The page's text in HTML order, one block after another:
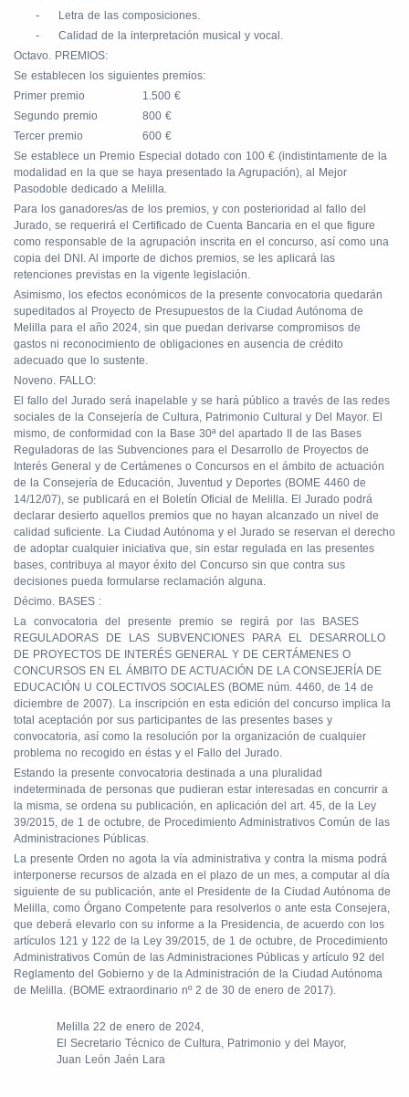
- Letra de las composiciones.
-
Calidad de la interpretación musical y vocal.
Octavo. PREMIOS:
Se establecen los siguientes premios:
Primer premio
1.500 €
Segundo premio
800 €
Tercer premio
600 €
Se establece un Premio Especial dotado con 100 € (indistintamente de la
modalidad en la que se haya presentado la Agrupación), al Mejor
Pasodoble dedicado a Melilla.
Para los ganadores/as de los premios, y con posterioridad al fallo del
Jurado, se requerirá el Certificado de Cuenta Bancaria en el que figure
como responsable de la agrupación inscrita en el concurso, así como una
copia del DNI. Al importe de dichos premios, se les aplicará las
retenciones previstas en la vigente legislación.
Asimismo, los efectos económicos de la presente convocatoria quedarán
supeditados al Proyecto de Presupuestos de la Ciudad Autónoma de
Melilla para el año 2024, sin que puedan derivarse compromisos de
gastos ni reconocimiento de obligaciones en ausencia de crédito
adecuado que lo sustente.
Noveno. FALLO:
El fallo del Jurado será inapelable y se hará público a través de las redes
sociales de la Consejería de Cultura, Patrimonio Cultural y Del Mayor. El
mismo, de conformidad con la Base 30ª del apartado II de las Bases
Reguladoras de las Subvenciones para el Desarrollo de Proyectos de
Interés General y de Certámenes o Concursos en el ámbito de actuación
de la Consejería de Educación, Juventud y Deportes (BOME 4460 de
14/12/07), se publicará en el Boletín Oficial de Melilla. El Jurado podrá
declarar desierto aquellos premios que no hayan alcanzado un nivel de
calidad suficiente. La Ciudad Autónoma y el Jurado se reservan el derecho
de adoptar cualquier iniciativa que, sin estar regulada en las presentes
bases, contribuya al mayor éxito del Concurso sin que contra sus
decisiones pueda formularse reclamación alguna.
Décimo. BASES :
La convocatoria del presente premio se regirá por las
BASES
REGULADORAS
DE LAS SUBVENCIONES PARA EL
DESARROLLO
DE PROYECTOS DE INTERÉS GENERAL Y DE CERTÁMENES O
CONCURSOS EN EL ÁMBITO DE ACTUACIÓN DE LA CONSEJERÍA DE
EDUCACIÓN U COLECTIVOS SOCIALES (BOME núm. 4460, de 14 de
diciembre de 2007). La inscripción en esta edición del concurso implica la
total aceptación por sus participantes de las presentes bases y
convocatoria, así como la resolución por la organización de cualquier
problema no recogido en éstas y el Fallo del Jurado.
Estando la presente convocatoria destinada a una pluralidad
indeterminada de personas que pudieran estar interesadas en concurrir a
la misma, se ordena su publicación, en aplicación del art. 45, de la Ley
39/2015, de 1 de octubre, de Procedimiento Administrativos Común de las
Administraciones Públicas.
La presente Orden no agota la vía administrativa y contra la misma podrá
interponerse recursos de alzada en el plazo de un mes, a computar al día
siguiente de su publicación, ante el Presidente de la Ciudad Autónoma de
Melilla, como Órgano Competente para resolverlos o ante esta Consejera,
que deberá elevarlo con su informe a la Presidencia, de acuerdo con los
artículos 121 y 122 de la Ley 39/2015, de 1 de octubre, de Procedimiento
Administrativos Común de las Administraciones Públicas y artículo 92 del
Reglamento del Gobierno y de la Administración de la Ciudad Autónoma
de Melilla. (BOME extraordinario nº 2 de 30 de enero de 2017).
Melilla 22 de enero de 2024,
El Secretario Técnico de Cultura, Patrimonio y del Mayor,
Juan León Jaén Lara